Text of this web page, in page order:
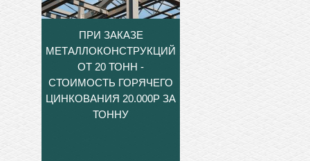
ПРИ ЗАКАЗЕ
МЕТАЛЛОКОНСТРУКЦИЙ
ОТ 20 ТОНН -
СТОИМОСТЬ ГОРЯЧЕГО
ЦИНКОВАНИЯ 20.000Р ЗА
ТОННУ